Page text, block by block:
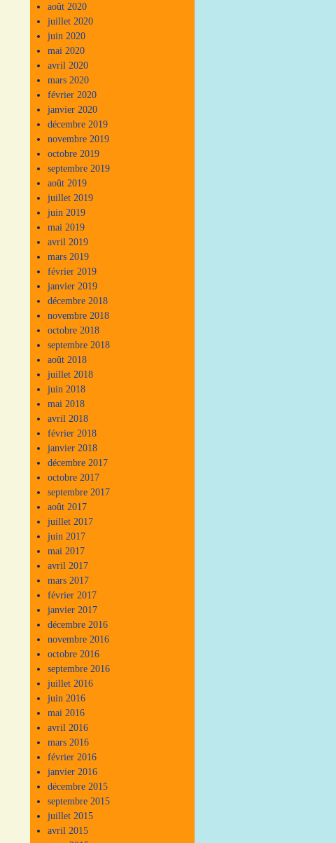
août 2020
juillet 2020
juin 2020
mai 2020
avril 2020
mars 2020
février 2020
janvier 2020
décembre 2019
novembre 2019
octobre 2019
septembre 2019
août 2019
juillet 2019
juin 2019
mai 2019
avril 2019
mars 2019
février 2019
janvier 2019
décembre 2018
novembre 2018
octobre 2018
septembre 2018
août 2018
juillet 2018
juin 2018
mai 2018
avril 2018
février 2018
janvier 2018
décembre 2017
octobre 2017
septembre 2017
août 2017
juillet 2017
juin 2017
mai 2017
avril 2017
mars 2017
février 2017
janvier 2017
décembre 2016
novembre 2016
octobre 2016
septembre 2016
juillet 2016
juin 2016
mai 2016
avril 2016
mars 2016
février 2016
janvier 2016
décembre 2015
septembre 2015
juillet 2015
avril 2015